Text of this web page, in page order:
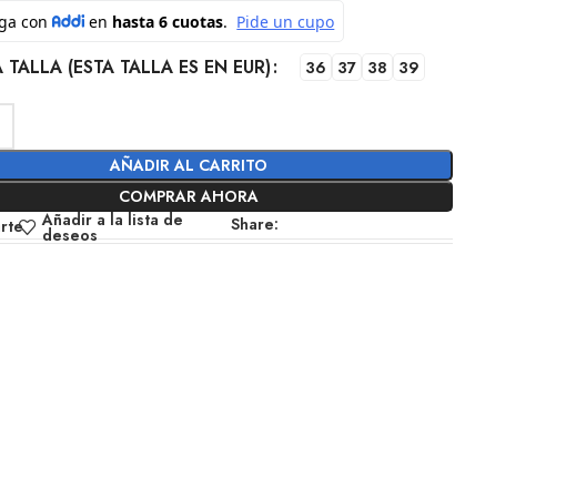
TALLA (ESTA TALLA ES EN EUR) 36 37 38 39
AÑADIR AL CARRITO
COMPRAR AHORA
Añadir a la lista de
deseos Share: